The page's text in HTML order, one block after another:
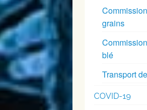
grains
blé
Transport
COVID-19